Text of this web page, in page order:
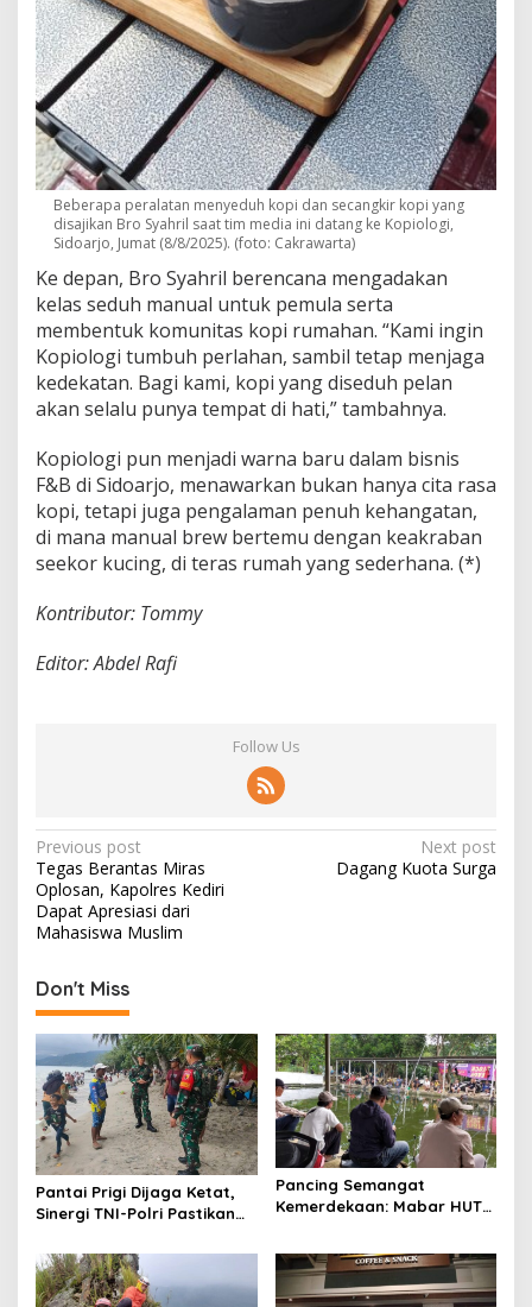
Beberapa peralatan menyeduh kopi dan secangkir kopi yang
disajikan Bro Syahril saat tim media ini datang ke Kopiologi,
Sidoarjo, Jumat (8/8/2025). (foto: Cakrawarta)
Ke depan, Bro Syahril berencana mengadakan
kelas seduh manual untuk pemula serta
membentuk komunitas kopi rumahan. “Kami ingin
Kopiologi tumbuh perlahan, sambil tetap menjaga
kedekatan. Bagi kami, kopi yang diseduh pelan
akan selalu punya tempat di hati,” tambahnya.
Kopiologi pun menjadi warna baru dalam bisnis
F&B di Sidoarjo, menawarkan bukan hanya cita rasa
kopi, tetapi juga pengalaman penuh kehangatan,
di mana manual brew bertemu dengan keakraban
seekor kucing, di teras rumah yang sederhana. (*)
Kontributor: Tommy
Editor: Abdel Rafi
Follow Us
P
o
s
n
a
v
i
g
a
t
i
o
n
Previous post
Tegas Berantas Miras
Oplosan, Kapolres Kediri
Dapat Apresiasi dari
Mahasiswa Muslim
Next post
Dagang Kuota Surga
Don't Miss
Pantai Prigi Dijaga Ketat,
Sinergi TNI-Polri Pastikan
Nyaman
Pancing Semangat
Kemerdekaan: Mabar HUT